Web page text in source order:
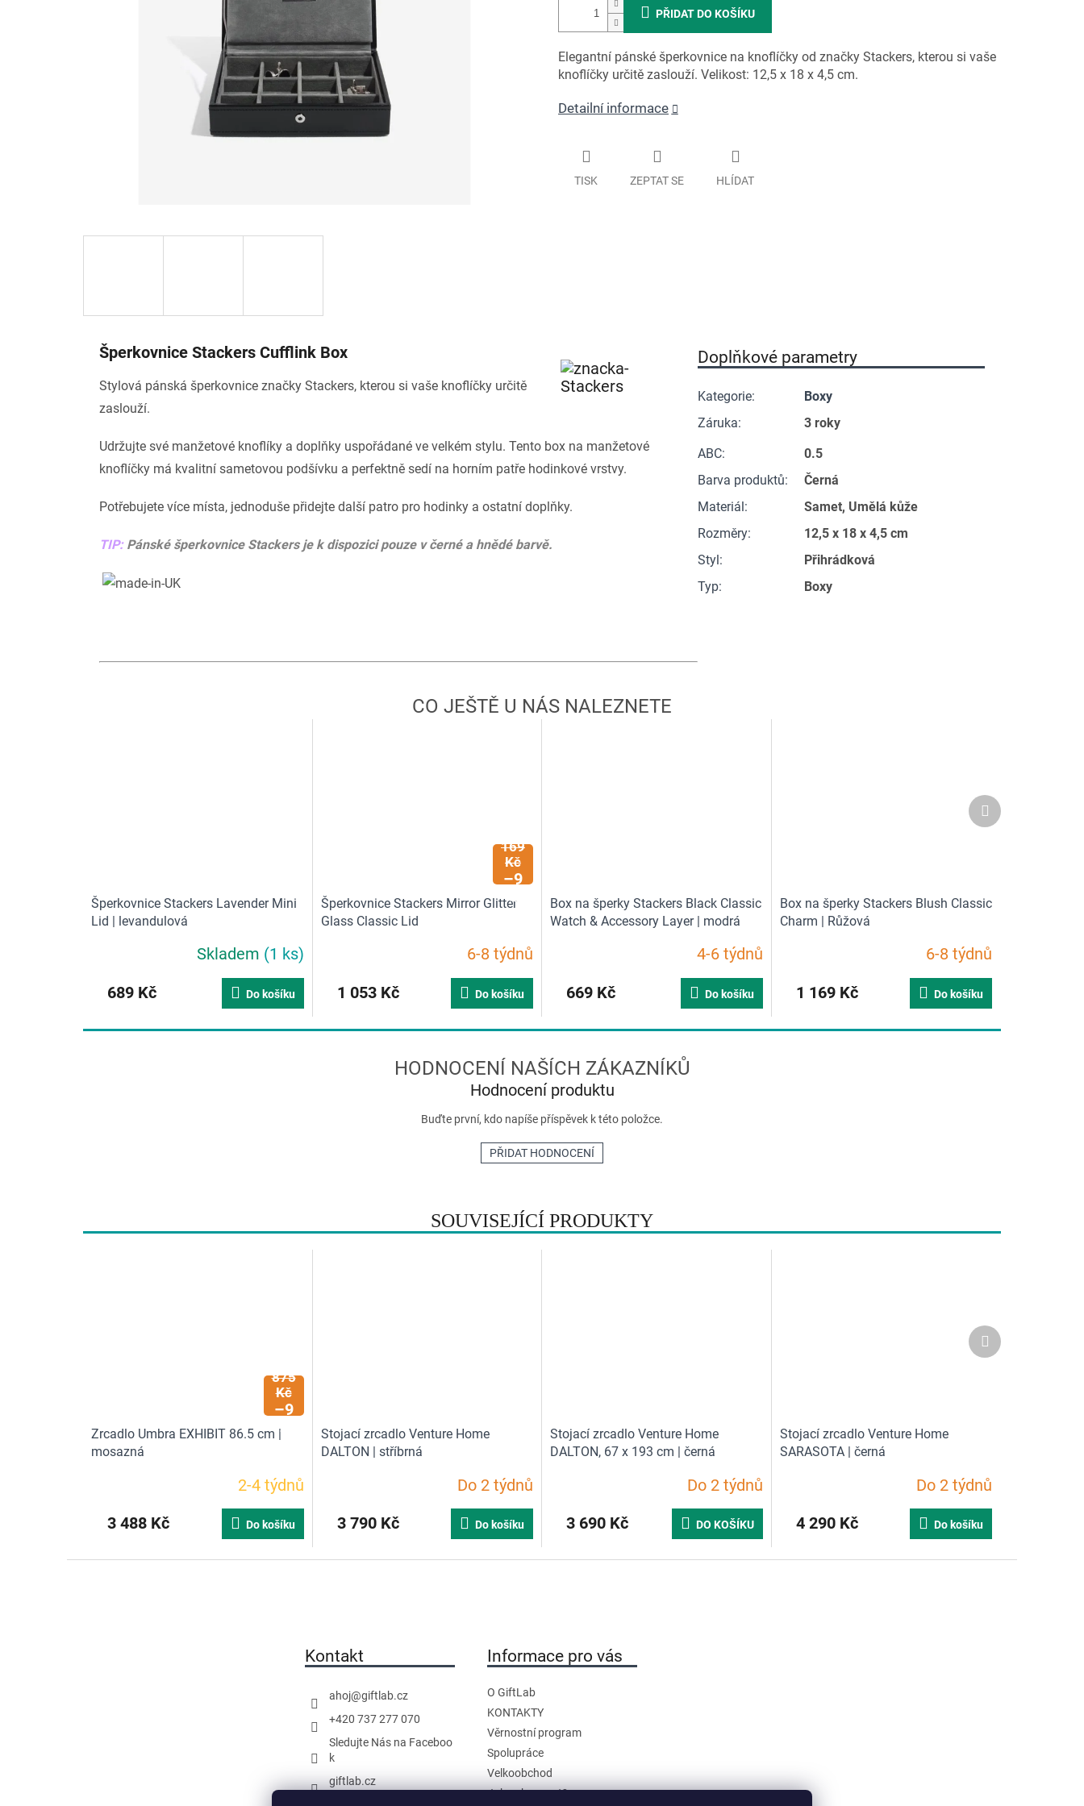
PŘIDAT DO KOŠÍKU
Elegantní pánské šperkovnice na knoflíčky od značky Stackers, kterou si vaše
knoflíčky určitě zaslouží. Velikost: 12,5 x 18 x 4,5 cm.
Detailní informace
TISK ZEPTAT SE HLÍDAT
SOUVISEJÍCÍ PRODUKTY
875
Kč
–9
%
Zrcadlo Umbra EXHIBIT 86.5 cm |
mosazná
2-4 týdnů
3 488 Kč
Do košíku
Stojací zrcadlo Venture Home
DALTON | stříbrná
Do 2 týdnů
3 790 Kč
Do košíku
Stojací zrcadlo Venture Home
DALTON, 67 x 193 cm | černá
Do 2 týdnů
3 690 Kč
DO KOŠÍKU
Stojací zrcadlo Venture Home
SARASOTA | černá
Do 2 týdnů
4 290 Kč
Do košíku
Další
produkt
Šperkovnice Stackers Cufflink Box
Stylová pánská šperkovnice značky Stackers, kterou si vaše knoflíčky určitě
zaslouží.
Udržujte své manžetové knoflíky a doplňky uspořádané ve velkém stylu. Tento box na manžetové
knoflíčky má kvalitní sametovou podšívku a perfektně sedí na horním patře hodinkové vrstvy.
Potřebujete více místa, jednoduše přidejte další patro pro hodinky a ostatní doplňky.
TIP: Pánské šperkovnice Stackers je k dispozici pouze v černé a hnědé barvě.
Doplňkové parametry
Kategorie:
Boxy
Záruka:
3 roky
ABC:
0.5
Barva produktů:
Černá
Materiál :
Samet, Umělá kůže
Rozměry:
12,5 x 18 x 4,5 cm
Styl :
Přihrádková
Typ: Boxy
Šperkovnice Stackers Lavender Mini
Lid | levandulová
Skladem (1 ks)
689 Kč
Do košíku
169
Kč
–9
%
Šperkovnice Stackers Mirror Glitter
Glass Classic Lid
6-8 týdnů
1 053 Kč
Do košíku
Box na šperky Stackers Black Classic
Watch & Accessory Layer | modrá
4-6 týdnů
669 Kč
Do košíku
Box na šperky Stackers Blush Classic
Charm | Růžová
6-8 týdnů
1 169 Kč
Do košíku
Další
produkt
Hodnocení produktu
Buďte první, kdo napíše příspěvek k této položce.
PŘIDAT HODNOCENÍ
Kontakt
ahoj@giftlab.cz
+420 737 277 070
Sledujte Nás na Faceboo
k
giftlab.cz
Informace pro vás
O GiftLab
KONTAKTY
Věrnostní program
Spolupráce
Velkoobchod
Jak nakupovat?